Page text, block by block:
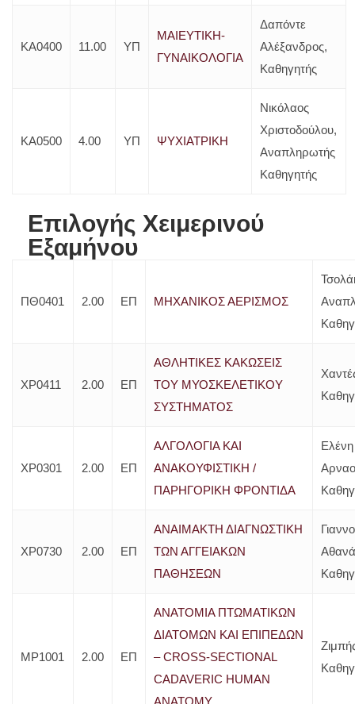
ΚΑ0400 11.00 ΥΠ
ΜΑΙΕΥΤΙΚΗ-
ΓΥΝΑΙΚΟΛΟΓΙΑ
Δαπόντε
Αλέξανδρος,
Καθηγητής
ΚΑ0500 4.00 ΥΠ ΨΥΧΙΑΤΡΙΚΗ
Νικόλαος
Χριστοδούλου,
Αναπληρωτής
Καθηγητής
Επιλογής Χειμερινού
Εξαμήνου
ΠΘ0401 2.00 ΕΠ ΜΗΧΑΝΙΚΟΣ ΑΕΡΙΣΜΟΣ
ΧΡ0411 2.00 ΕΠ
ΑΘΛΗΤΙΚΕΣ ΚΑΚΩΣΕΙΣ
ΤΟΥ ΜΥΟΣΚΕΛΕΤΙΚΟΥ
ΣΥΣΤΗΜΑΤΟΣ
ΧΡ0301 2.00 ΕΠ
ΑΛΓΟΛΟΓΙΑ ΚΑΙ
ΑΝΑΚΟΥΦΙΣΤΙΚΗ /
ΠΑΡΗΓΟΡΙΚΗ ΦΡΟΝΤΙΔΑ
Ελένη
ΧΡ0730 2.00 ΕΠ
ΑΝΑΙΜΑΚΤΗ ΔΙΑΓΝΩΣΤΙΚΗ
ΤΩΝ ΑΓΓΕΙΑΚΩΝ
ΠΑΘΗΣΕΩΝ
ΜΡ1001 2.00 ΕΠ
ΑΝΑΤΟΜΙΑ ΠΤΩΜΑΤΙΚΩΝ
ΔΙΑΤΟΜΩΝ ΚΑΙ ΕΠΙΠΕΔΩΝ
– CROSS-SECTIONAL
CADAVERIC HUMAN